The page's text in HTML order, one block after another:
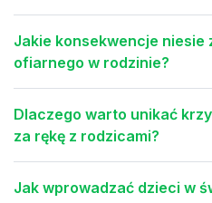
Jakie konsekwencje niesie
ofiarnego w rodzinie?
Dlaczego warto unikać
za rękę z rodzicami?
Jak wprowadzać dzieci w